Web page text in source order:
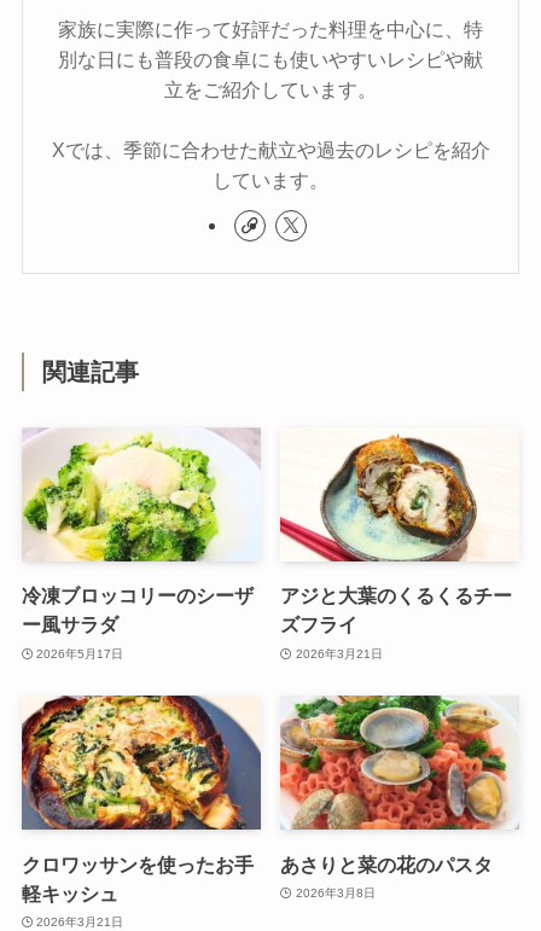
家族に実際に作って好評だった料理を中心に、特
別な日にも普段の食卓にも使いやすいレシピや献
立をご紹介しています。
Xでは、季節に合わせた献立や過去のレシピを紹介
しています。
関連記事
冷凍ブロッコリーのシーザ
ー風サラダ
2026年5月17日
アジと大葉のくるくるチー
ズフライ
2026年3月21日
クロワッサンを使ったお手
軽キッシュ
2026年3月21日
あさりと菜の花のパスタ
2026年3月8日